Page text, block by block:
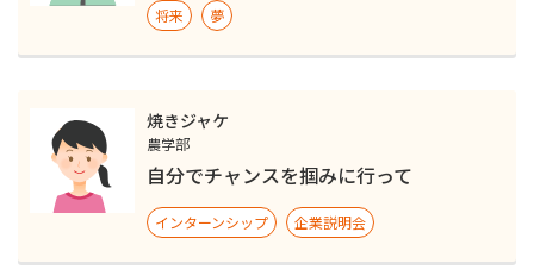
将来 夢
焼きジャケ
農学部
自分でチャンスを掴みに行って
インターンシップ 企業説明会